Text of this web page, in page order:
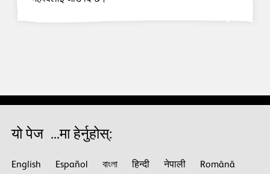
यो पेज ‍ ...मा हेर्नुहोस्:
English Español বাংলা हिन्दी नेपाली Română